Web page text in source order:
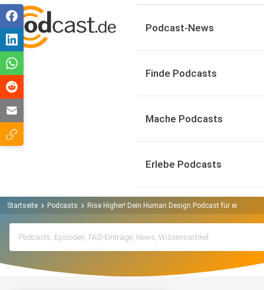
Podcast-News
Finde Podcasts
Mache Podcasts
Erlebe Podcasts
Startseite Podcasts Rise Higher! Dein Human Design Podcast für eine